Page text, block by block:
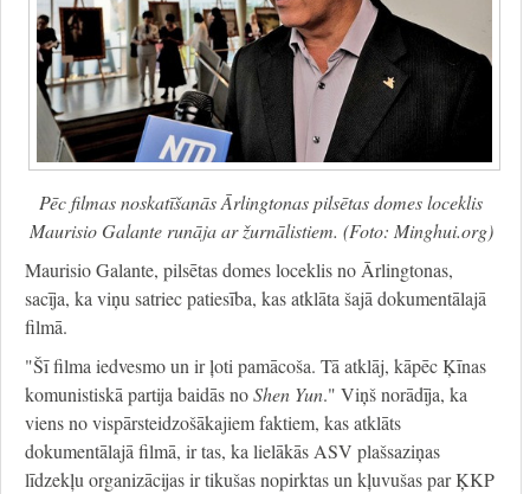
Pēc filmas noskatīšanās Ārlingtonas pilsētas domes loceklis
Maurisio Galante runāja ar žurnālistiem. (Foto: Minghui.org)
Maurisio Galante, pilsētas domes loceklis no Ārlingtonas,
sacīja, ka viņu satriec patiesība, kas atklāta šajā dokumentālajā
filmā.
"Šī filma iedvesmo un ir ļoti pamācoša. Tā atklāj, kāpēc Ķīnas
komunistiskā partija baidās noShen Yun." Viņš norādīja, ka
viens no vispārsteidzošākajiem faktiem, kas atklāts
dokumentālajā filmā, ir tas, ka lielākās ASV plašsaziņas
līdzekļu organizācijas ir tikušas nopirktas un kļuvušas par ĶKP